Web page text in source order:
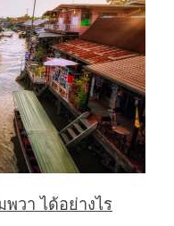
วา ได้อย่างไร